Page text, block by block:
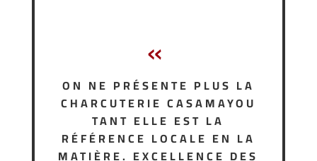
«
ON NE PRÉSENTE PLUS LA
CHARCUTERIE CASAMAYOU
TANT ELLE EST LA
RÉFÉRENCE LOCALE EN LA
MATIÈRE. EXCELLENCE DES